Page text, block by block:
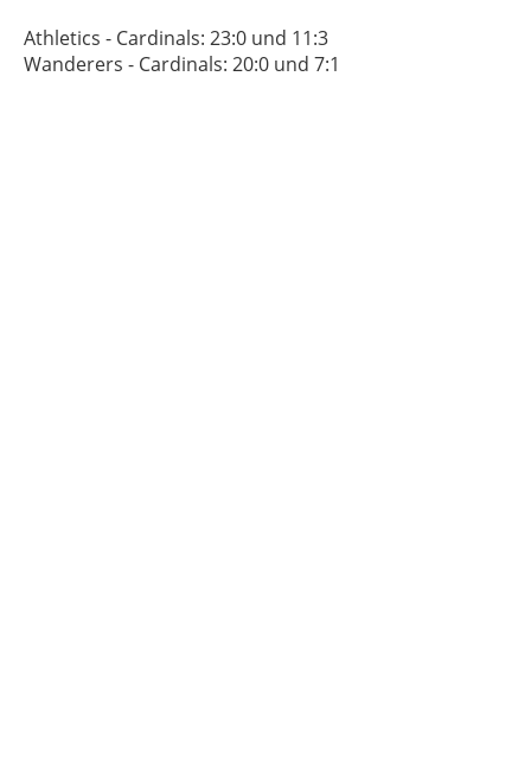
Athletics - Cardinals: 23:0 und 11:3
Wanderers - Cardinals: 20:0 und 7:1